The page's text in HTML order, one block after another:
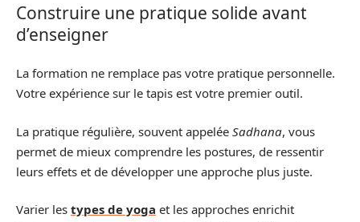
Construire une pratique solide avant
d’enseigner
La formation ne remplace pas votre pratique personnelle.
Votre expérience sur le tapis est votre premier outil.
La pratique régulière, souvent appelée Sadhana, vous
permet de mieux comprendre les postures, de ressentir
leurs effets et de développer une approche plus juste.
Varier les types de yoga et les approches enrichit